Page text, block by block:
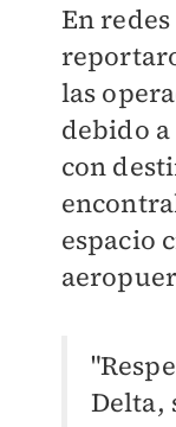
En
las
debido
con
espacio
Delta,